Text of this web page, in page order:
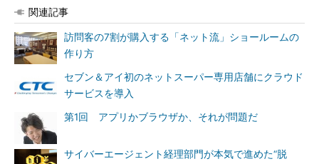
関連記事
訪問客の7割が購入する「ネット流」ショールームの
作り方
セブン＆アイ初のネットスーパー専用店舗にクラウド
サービスを導入
第1回 アプリかブラウザか、それが問題だ
サイバーエージェント経理部門が本気で進めた“脱